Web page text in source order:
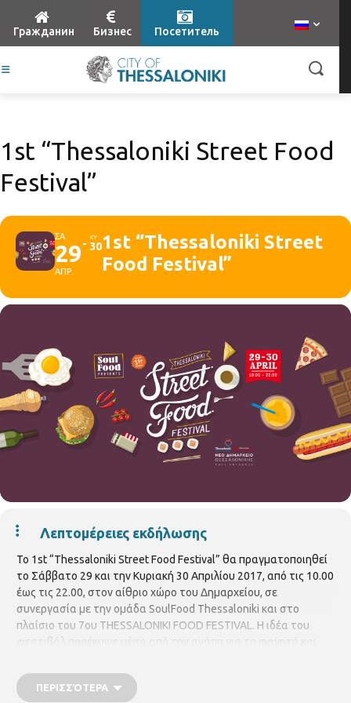
Гражданин Бизнес Посетитель
1st “Thessaloniki Street Food
Festival”
ΣΑ
29
ΑΠΡ
ΚΥ
301st “Thessaloniki Street
Food Festival”
Λεπτομέρειες εκδήλωσης
Το 1st “Thessaloniki Street Food Festival” θα πραγματοποιηθεί
το Σάββατο 29 και την Κυριακή 30 Απριλίου 2017, από τις 10.00
έως τις 22.00, στον αίθριο χώρο του Δημαρχείου, σε
συνεργασία με την ομάδα SoulFood Thessaloniki και στο
πλαίσιο του 7ου THESSALONIKI FOOD FESTIVAL. Η ιδέα του
φεστιβάλ προέκυψε μέσα από την αγάπη για το φαγητό και
υπήρξε σταυροδρόμι των λαών και αναδεικνύει μέσα από την
κουζίνα της ιδιαίτερες γεύσεις με μπαχάρια, αρώματα, τοπικά
ΠΕΡΙΣΣΌΤΕΡΑ